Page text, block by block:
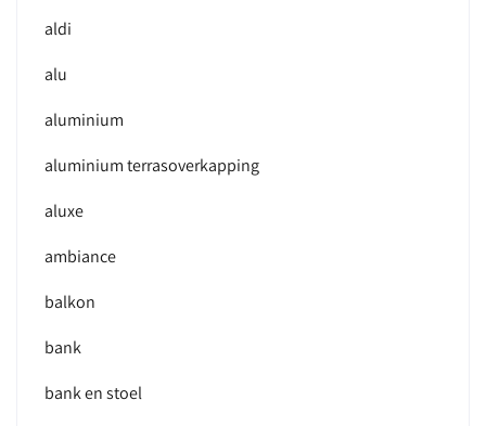
aldi
alu
aluminium
aluminium terrasoverkapping
aluxe
ambiance
balkon
bank
bank en stoel